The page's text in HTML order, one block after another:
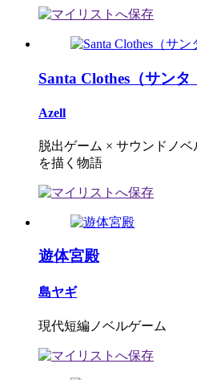
Santa Clothes（サンタ
Azell
脱出ゲーム × サウンドノ
を描く物語
遊体宮殿
島ヤギ
現代短編ノベルゲーム